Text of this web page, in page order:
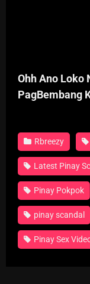
Ohh Ano Loko
PagBembang
Rbreezy
Latest Pinay
Pinay Pokpok
pinay scandal
Pinay Sex